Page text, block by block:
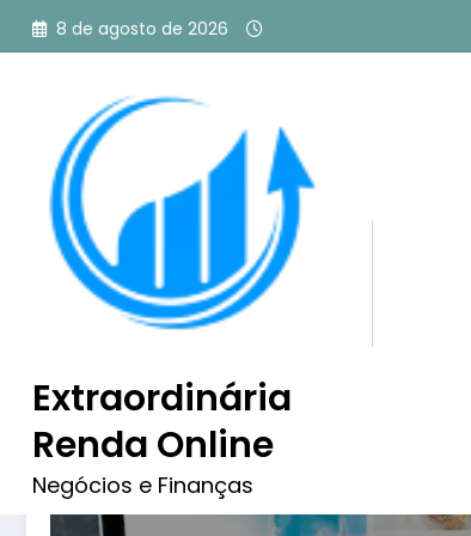
Pular
para
8 de agosto de 2026
Extraordinária
Renda Online
Negócios e Finanças
Tag: blo para iniciantes